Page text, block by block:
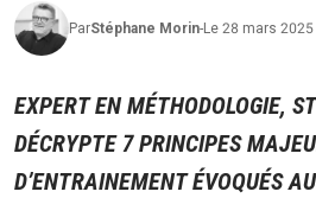
ParStéphane Morin-Le 28 mars 2025
EXPERT EN MÉTHODOLOGIE,
DÉCRYPTE 7 PRINCIPES
D’ENTRAINEMENT ÉVOQUÉS